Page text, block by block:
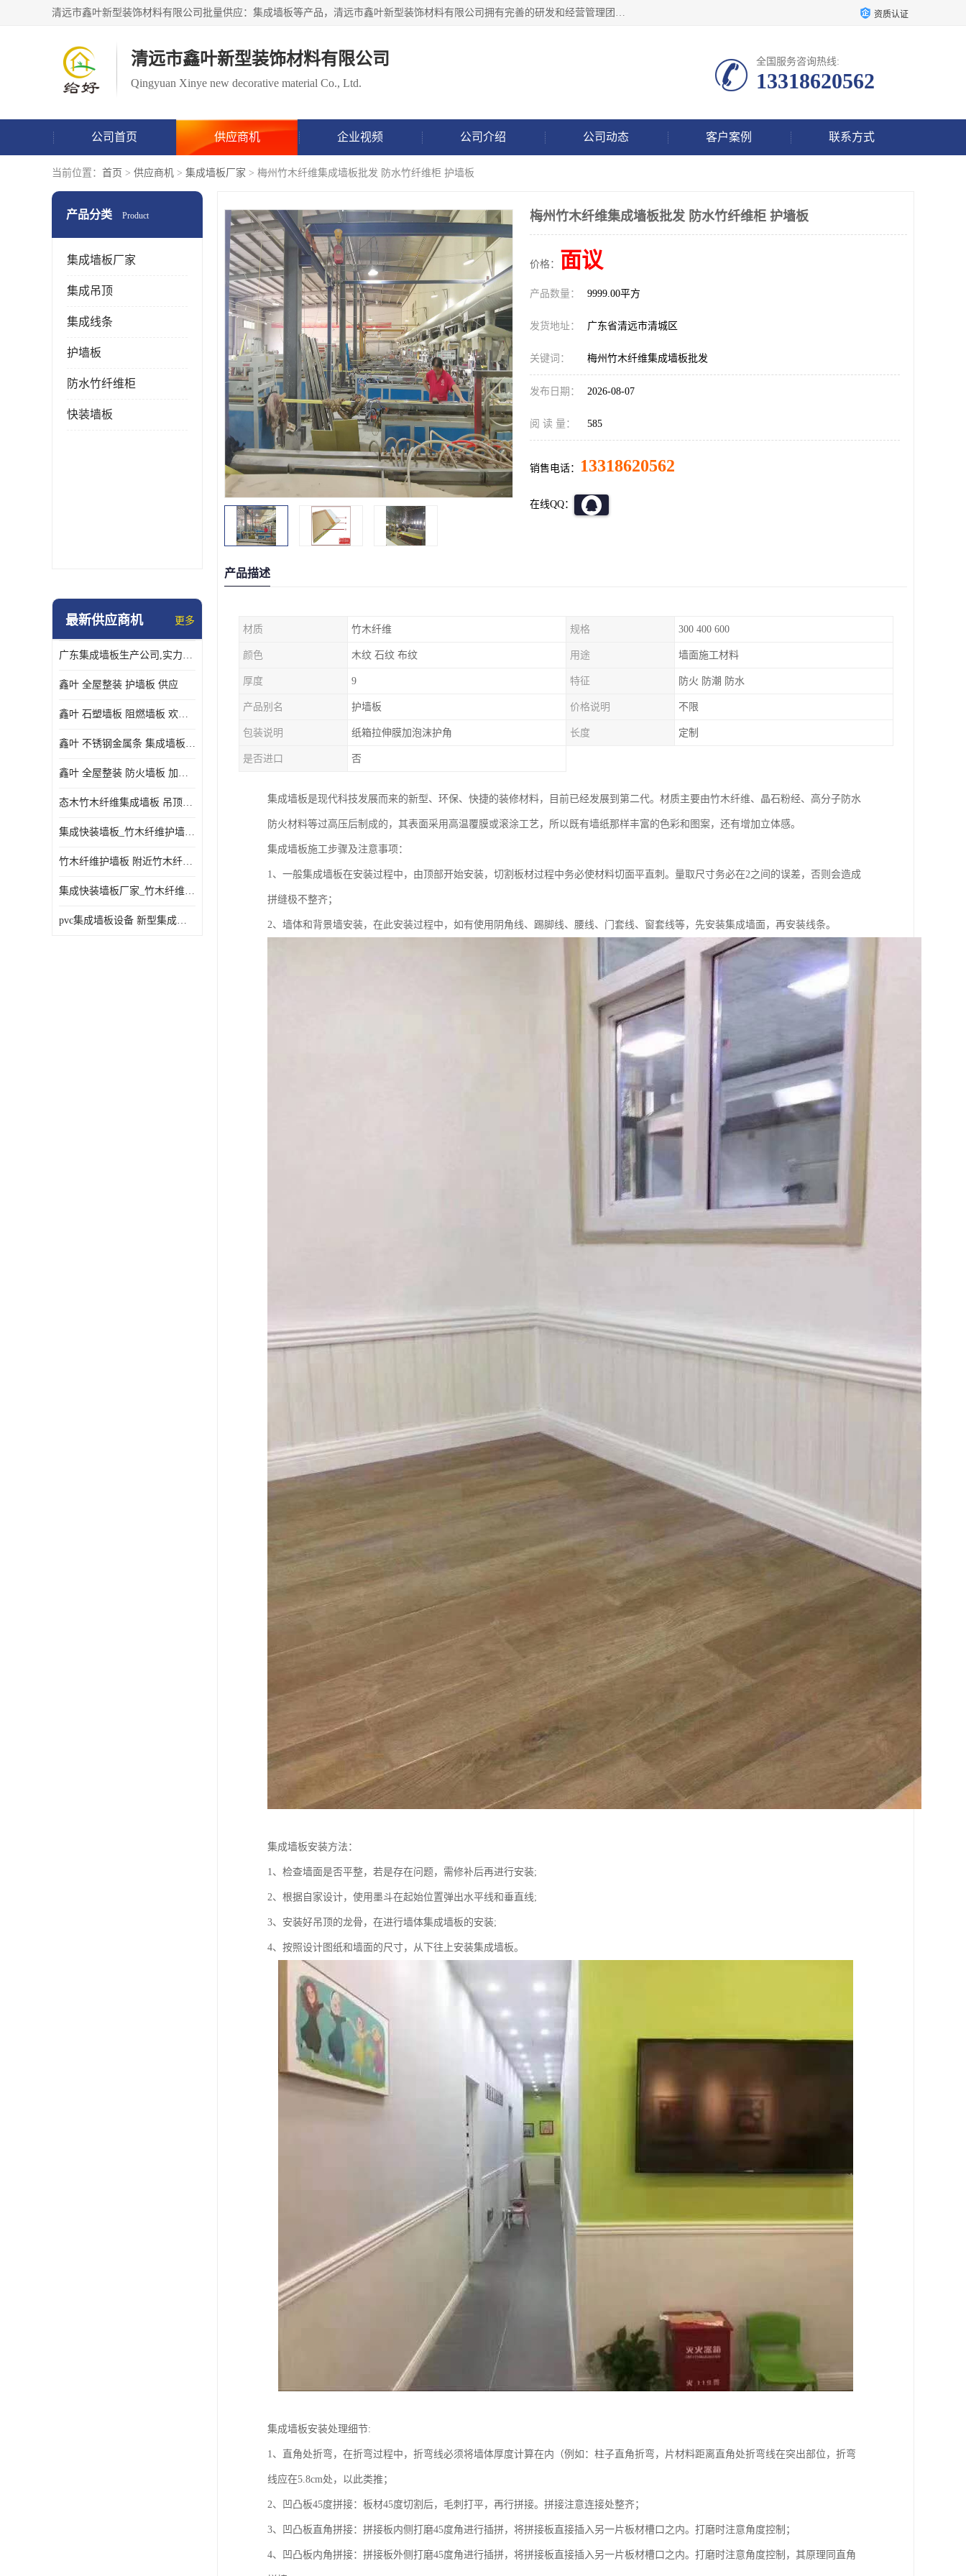
清远市鑫叶新型装饰材料有限公司批量供应：集成墙板等产品，清远市鑫叶新型装饰材料有限公司拥有完善的研发和经营管理团队，取得有70多项证书。不断让研发科技成果惠及全人类，用新材料保护自然资源，让人类生活居住健康与自然发展相和谐。全国统一热线电话：*。 资质认证
清远市鑫叶新型装饰材料有限公司
Qingyuan Xinye new decorative material Co., Ltd.
全国服务咨询热线:
13318620562
公司首页 供应商机 企业视频 公司介绍 公司动态 客户案例 联系方式
当前位置： 首页 > 供应商机 > 集成墙板厂家 > 梅州竹木纤维集成墙板批发 防水竹纤维柜 护墙板
产品分类 Product
集成墙板厂家
集成吊顶
集成线条
护墙板
防水竹纤维柜
快装墙板
最新供应商机 更多
广东集成墙板生产公司,实力厂家-配送+设计+安装-没中间商
鑫叶 全屋整装 护墙板 供应
鑫叶 石塑墙板 阻燃墙板 欢迎选购
鑫叶 不锈钢金属条 集成墙板阴角线 欢迎选购
鑫叶 全屋整装 防火墙板 加工定制
态木竹木纤维集成墙板 吊顶板材 扣板快装 护墙板
集成快装墙板_竹木纤维护墙板厂家_竹木纤维集成墙板厂家
竹木纤维护墙板 附近竹木纤维集成墙板厂
集成快装墙板厂家_竹木纤维护墙板厂家_竹木纤维集成墙板厂家
pvc集成墙板设备 新型集成墙板 厂家供应
梅州竹木纤维集成墙板批发 防水竹纤维柜 护墙板
价格： 面议
产品数量： 9999.00平方
发货地址： 广东省清远市清城区
关键词： 梅州竹木纤维集成墙板批发
发布日期： 2026-08-07
阅 读 量： 585
销售电话： 13318620562
在线QQ：
产品描述
材质 竹木纤维 规格 300 400 600
颜色 木纹 石纹 布纹 用途 墙面施工材料
厚度 9 特征 防火 防潮 防水
产品别名 护墙板 价格说明 不限
包装说明 纸箱拉伸膜加泡沫护角 长度 定制
是否进口 否
集成墙板是现代科技发展而来的新型、环保、快捷的装修材料，目前已经发展到第二代。材质主要由竹木纤维、晶石粉经、高分子防水
防火材料等过高压后制成的，其表面采用高温覆膜或滚涂工艺，所以既有墙纸那样丰富的色彩和图案，还有增加立体感。
集成墙板施工步骤及注意事项：
1、一般集成墙板在安装过程中，由顶部开始安装，切割板材过程中务必使材料切面平直刺。量取尺寸务必在2之间的误差，否则会造成
拼缝极不整齐；
2、墙体和背景墙安装，在此安装过程中，如有使用阴角线、踢脚线、腰线、门套线、窗套线等，先安装集成墙面，再安装线条。
集成墙板安装方法：
1、检查墙面是否平整，若是存在问题，需修补后再进行安装;
2、根据自家设计，使用墨斗在起始位置弹出水平线和垂直线;
3、安装好吊顶的龙骨，在进行墙体集成墙板的安装;
4、按照设计图纸和墙面的尺寸，从下往上安装集成墙板。
集成墙板安装处理细节:
1、直角处折弯，在折弯过程中，折弯线必须将墙体厚度计算在内（例如：柱子直角折弯，片材料距离直角处折弯线在突出部位，折弯
线应在5.8cm处，以此类推；
2、凹凸板45度拼接：板材45度切割后，毛刺打平，再行拼接。拼接注意连接处整齐；
3、凹凸板直角拼接：拼接板内侧打磨45度角进行插拼，将拼接板直接插入另一片板材槽口之内。打磨时注意角度控制；
4、凹凸板内角拼接：拼接板外侧打磨45度角进行插拼，将拼接板直接插入另一片板材槽口之内。打磨时注意角度控制，其原理同直角